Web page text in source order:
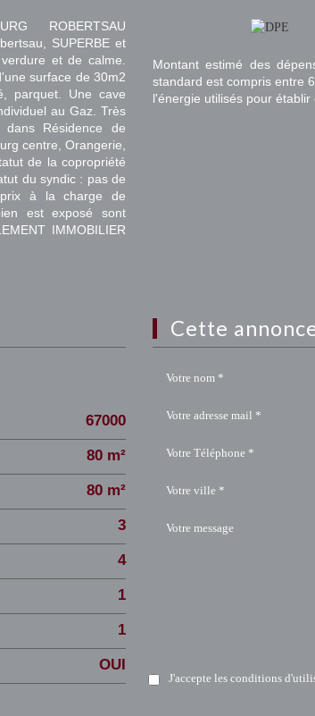
ROBERTSAU
SUPERBE et
et de calme.
surface de 30m2
parquet. Une cave
au Gaz. Très
Résidence de
centre, Orangerie,
de la copropriété
du syndic : pas de
prix à la charge de
est exposé sont
IMMOBILIER
Montant estimé des
standard est compris entre
l'énergie utilisés pour établir
67000
80 m²
80 m²
3
4
1
1
OUI
cette
Votre nom *
Votre adresse mail *
Votre Téléphone *
Votre ville *
Votre message
J'accepte les conditions